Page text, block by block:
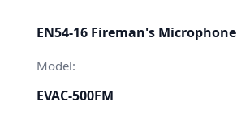
EN54-16 Fireman's Microphone
Model:
EVAC-500FM